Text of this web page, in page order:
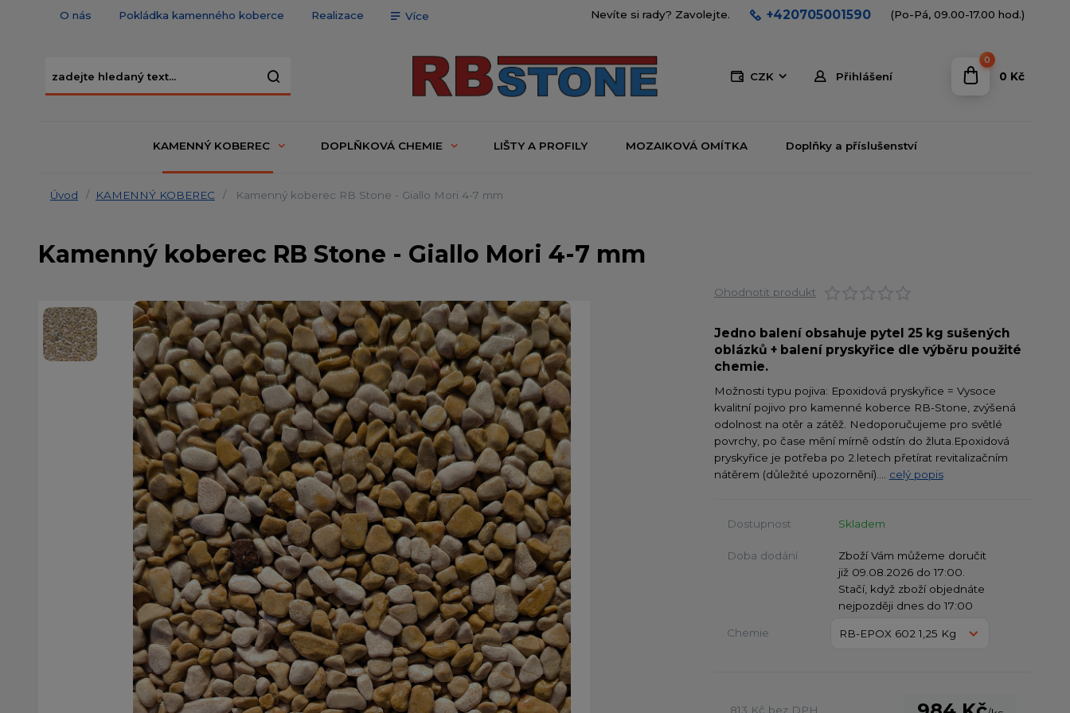
O nás Pokládka kamenného koberce Realizace Více
CZK Přihlášení
Nevíte si rady? Zavolejte. +420705001590 (Po-Pá, 09.00-17.00 hod.)
0
0 Kč
KAMENNÝ KOBEREC DOPLŇKOVÁ CHEMIE LIŠTY A PROFILY MOZAIKOVÁ OMÍTKA Doplňky a příslušenství
Úvod KAMENNÝ KOBEREC Kamenný koberec RB Stone - Giallo Mori 4-7 mm
Kamenný koberec RB Stone - Giallo Mori 4-7 mm
Ohodnotit produkt
Jedno balení obsahuje pytel 25 kg sušených
oblázků + balení pryskyřice dle výběru použité
chemie.
Možnosti typu pojiva: Epoxidová pryskyřice = Vysoce
kvalitní pojivo pro kamenné koberce RB-Stone, zvýšená
odolnost na otěr a zátěž. Nedoporučujeme pro světlé
povrchy, po čase mění mírně odstín do žluta.Epoxidová
pryskyřice je potřeba po 2.letech přetírat revitalizačním
nátěrem (důležité upozornění).... celý popis
Dostupnost Skladem
Doba dodání
Zboží Vám můžeme doručit
již 09.08.2026 do 17:00.
Stačí, když zboží objednáte
nejpozději dnes do 17:00
Chemie
813 Kč bez DPH